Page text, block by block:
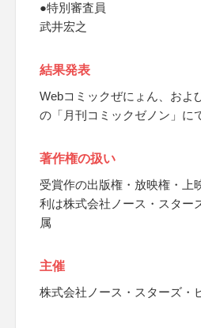
●特別審査員
武井宏之
結果発表
Webコミックぜにょん、およ
の「月刊コミックゼノン」に
著作権の扱い
受賞作の出版権・放映権・上
利は株式会社ノース・スター
属
主催
株式会社ノース・スターズ・